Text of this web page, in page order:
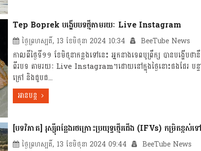
Tep Boprek បង្ហើបបទថ្មីតាមរយៈ Live Instagram
ថ្ងៃព្រហស្បតិ៍, 13 ខែមិថុនា 2024 10:34 BeeTube News
កាលពីថ្ងៃទី១១ ខែមិថុនាកន្លងទៅនេះ អ្នកនាងទេពបូព្រឹក្ស បានបង្ហើបថ
ពីរបទ តាមរយៈ Live Instagram។ដោយនៅក្នុងថ្ងៃនោះផងដែរ បន្ទ
ក្រៅ និងជួបជ...
អានបន្ត
[បទវិភាគ] រុស្ស៊ីពន្លែងរថក្រោះប្រយុទ្ធថ្មើរជើង (IFVs) កម្រិតខ្ពស់
ថ្ងៃព្រហស្បតិ៍, 13 ខែមិថុនា 2024 09:44 BeeTube News